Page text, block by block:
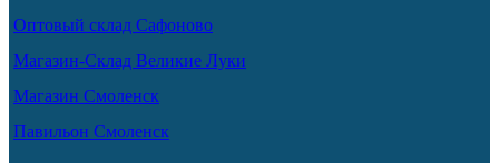
Оптовый склад Сафоново
Магазин-Склад Великие Луки
Магазин Смоленск
Павильон Смоленск